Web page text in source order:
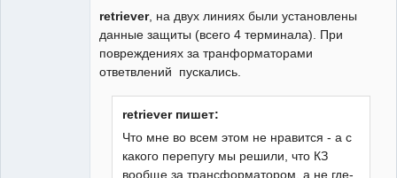
retriever, на двух линиях были установлены
данные защиты (всего 4 терминала). При
повреждениях за транформаторами
ответвлений пускались.
retriever пишет:
Что мне во всем этом не нравится - а с
какого перепугу мы решили, что КЗ
вообще за трансформатором, а не где-